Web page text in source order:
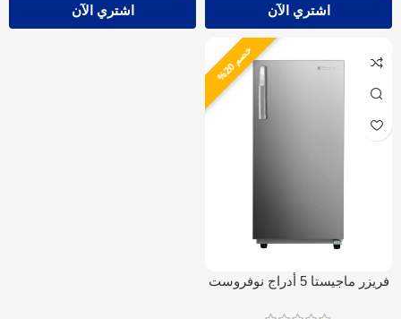
اشتري الآن اشتري الآن
خ
ص
م
2
0%
فريزر ماجيستا 5 أدراج نوفروست